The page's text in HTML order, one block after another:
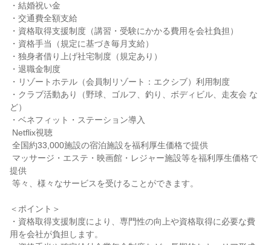
・結婚祝い金
・交通費全額支給
・資格取得支援制度（講習・受験にかかる費用を会社負担）
・資格手当（規定に基づき毎月支給）
・独身者借り上げ社宅制度（規定あり）
・退職金制度
・リゾートホテル（会員制リゾート：エクシブ）利用制度
・クラブ活動あり（野球、ゴルフ、釣り、ボディビル、走友会 な
ど）
・ベネフィット・ステーション導入
提供
＜ポイント＞
・資格取得支援制度により、専門性の向上や資格取得に必要な費
用を会社が負担します。